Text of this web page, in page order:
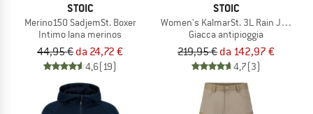
STOIC
Merino150 SadjemSt. Boxer
Intimo lana merinos
44,95 € da 24,72 €
4,6(19)
STOIC
Women's KalmarSt. 3L Rain Jacket II
Giacca antipioggia
219,95 € da 142,97 €
4,7(3)